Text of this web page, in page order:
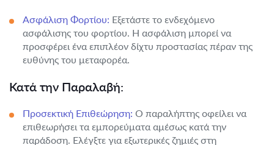
Ασφάλιση Φορτίου: Εξετάστε το ενδεχόμενο
ασφάλισης του φορτίου. Η ασφάλιση μπορεί να
προσφέρει ένα επιπλέον δίχτυ προστασίας πέραν της
ευθύνης του μεταφορέα.
Κατά την Παραλαβή:
Προσεκτική Επιθεώρηση: Ο παραλήπτης οφείλει να
επιθεωρήσει τα εμπορεύματα αμέσως κατά την
παράδοση. Ελέγξτε για εξωτερικές ζημιές στη